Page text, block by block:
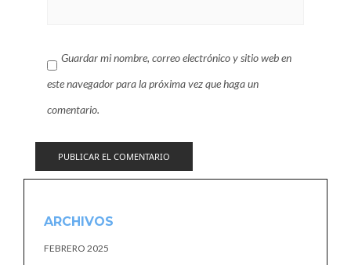
Guardar mi nombre, correo electrónico y sitio web en
este navegador para la próxima vez que haga un
comentario.
ARCHIVOS
FEBRERO 2025